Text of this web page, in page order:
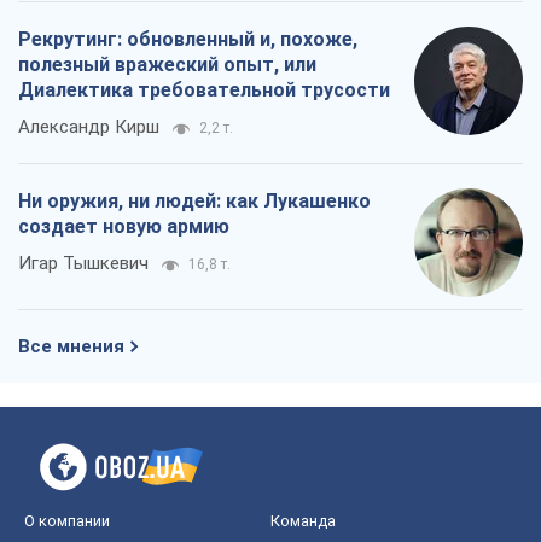
Рекрутинг: обновленный и, похоже,
полезный вражеский опыт, или
Диалектика требовательной трусости
Александр Кирш 2,2 т.
Ни оружия, ни людей: как Лукашенко
создает новую армию
Игар Тышкевич 16,8 т.
Все мнения
О компании Команда